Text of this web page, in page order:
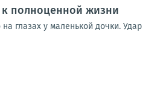
полноценной жизни
глазах у маленькой дочки. Удар